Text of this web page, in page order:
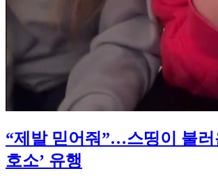
“제발 믿어줘”…스띵이 불러
호소’ 유행